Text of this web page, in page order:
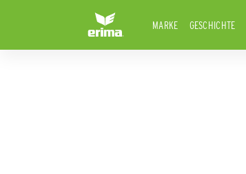
MARKE GESCHICHTE